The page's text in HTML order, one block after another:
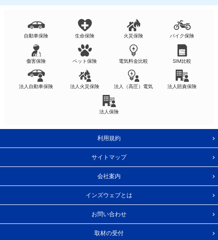
自動車保険 生命保険 火災保険 バイク保険
傷害保険 ペット保険 電気料金比較 SIM比較
法人自動車保険 法人火災保険 法人（高圧）電気 法人賠責保険
法人保険
利用規約
サイトマップ
会社案内
インズウェブとは
お問い合わせ
取材の受付